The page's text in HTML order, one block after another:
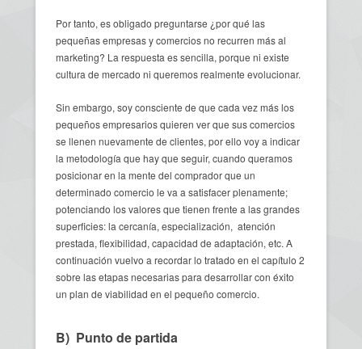
Por tanto, es obligado preguntarse ¿por qué las
pequeñas empresas y comercios no recurren más al
marketing? La respuesta es sencilla, porque ni existe
cultura de mercado ni queremos realmente evolucionar.
Sin embargo, soy consciente de que cada vez más los
pequeños empresarios quieren ver que sus comercios
se llenen nuevamente de clientes, por ello voy a indicar
la metodología que hay que seguir, cuando queramos
posicionar en la mente del comprador que un
determinado comercio le va a satisfacer plenamente;
potenciando los valores que tienen frente a las grandes
superficies: la cercanía, especialización, atención
prestada, flexibilidad, capacidad de adaptación, etc. A
continuación vuelvo a recordar lo tratado en el capítulo 2
sobre las etapas necesarias para desarrollar con éxito
un plan de viabilidad en el pequeño comercio.
B) Punto de partida